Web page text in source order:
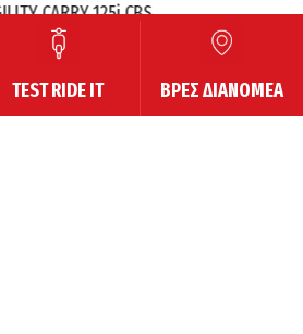
TEST RIDE IT ΒΡΕΣ ΔΙΑΝΟΜΕΑ